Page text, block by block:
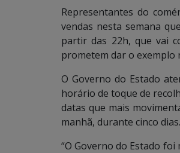
Representantes do
vendas nesta semana
partir das 22h, que vai
prometem dar o exemplo
O Governo do Estado
horário de toque de
datas que mais
manhã, durante cinco dias.
“O Governo do Estado